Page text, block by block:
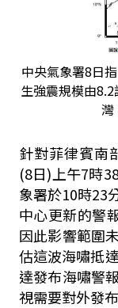
中央氣象署8日
生強震規模由
灣
針對菲律賓南
(8日)上午7時
象署於10時23
中心更新的警
因此影響範圍
估這波海嘯抵
達發布海嘯警
視需要對外發